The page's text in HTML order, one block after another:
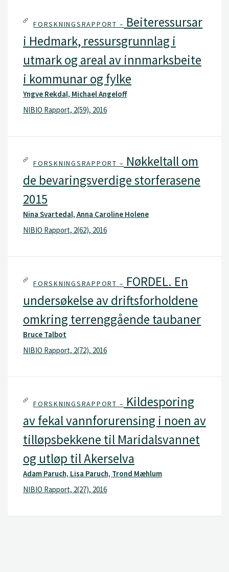
FORSKNINGSRAPPORT – Beiteressursar
i Hedmark, ressursgrunnlag i
utmark og areal av innmarksbeite
i kommunar og fylke
Yngve Rekdal, Michael Angeloff
NIBIO Rapport, 2(59), 2016
FORSKNINGSRAPPORT – Nøkkeltall om
de bevaringsverdige storferasene
2015
Nina Svartedal, Anna Caroline Holene
NIBIO Rapport, 2(62), 2016
FORSKNINGSRAPPORT – FORDEL. En
undersøkelse av driftsforholdene
omkring terrenggående taubaner
Bruce Talbot
NIBIO Rapport, 2(72), 2016
FORSKNINGSRAPPORT – Kildesporing
av fekal vannforurensing i noen av
tilløpsbekkene til Maridalsvannet
og utløp til Akerselva
Adam Paruch, Lisa Paruch, Trond Mæhlum
NIBIO Rapport, 2(27), 2016